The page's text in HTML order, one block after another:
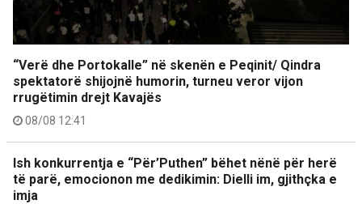
“Verë dhe Portokalle” në skenën e Peqinit/ Qindra
spektatorë shijojnë humorin, turneu veror vijon
rrugëtimin drejt Kavajës
08/08 12:41
Ish konkurrentja e “Për’Puthen” bëhet nënë për herë
të parë, emocionon me dedikimin: Dielli im, gjithçka e
imja